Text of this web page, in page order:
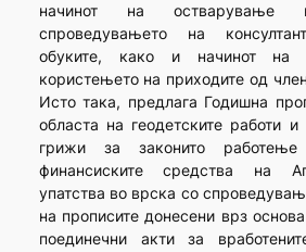
начинот на остварување
спроведувањето на
обуките, како и начинот на
користењето на приходите од
Исто така, предлага Годишна
областа на геодетските работи
грижи за законито
финансиските средства на
упатства во врска со
на прописите донесени врз
поединечни акти за